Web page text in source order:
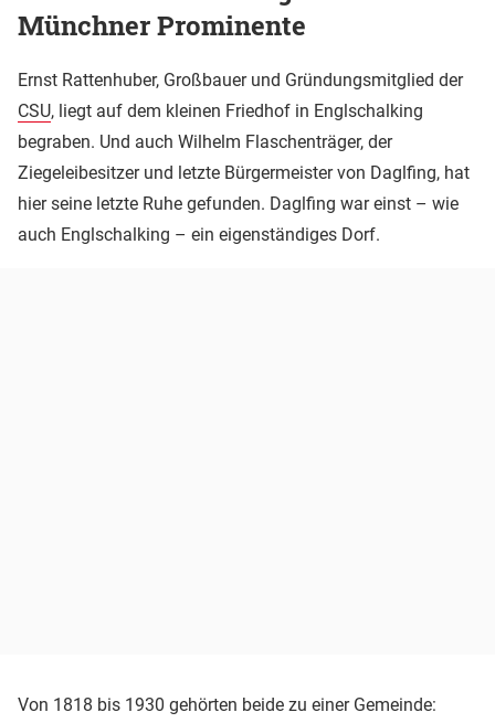
Münchner Prominente
Ernst Rattenhuber, Großbauer und Gründungsmitglied der
CSU, liegt auf dem kleinen Friedhof in Englschalking
begraben. Und auch Wilhelm Flaschenträger, der
Ziegeleibesitzer und letzte Bürgermeister von Daglfing, hat
hier seine letzte Ruhe gefunden. Daglfing war einst – wie
auch Englschalking – ein eigenständiges Dorf.
Von 1818 bis 1930 gehörten beide zu einer Gemeinde: